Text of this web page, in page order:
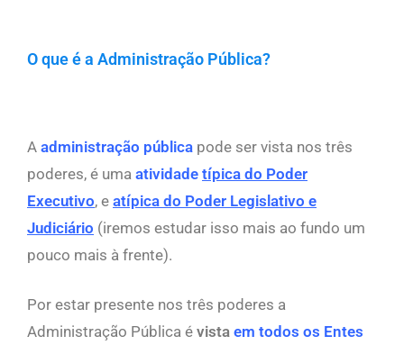
O que é a Administração Pública?
A administração pública pode ser vista nos três
poderes, é uma atividade típica do Poder
Executivo, e atípica do Poder Legislativo e
Judiciário (iremos estudar isso mais ao fundo um
pouco mais à frente).
Por estar presente nos três poderes a
Administração Pública é vista em todos os Entes